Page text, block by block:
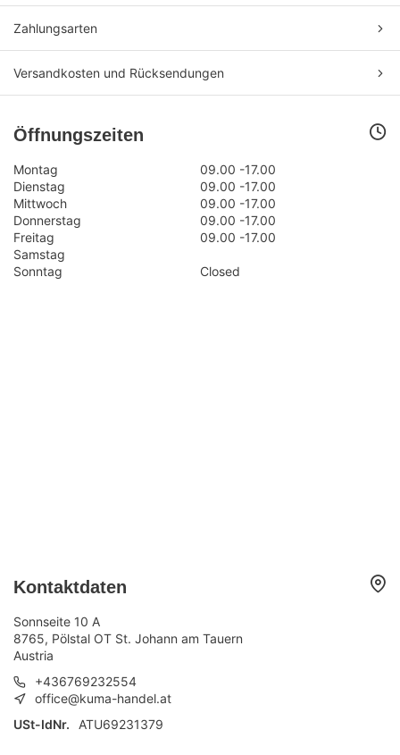
Zahlungsarten
Versandkosten und Rücksendungen
Öffnungszeiten
Montag
09.00 -17.00
Dienstag
09.00 -17.00
Mittwoch
09.00 -17.00
Donnerstag
09.00 -17.00
Freitag
09.00 -17.00
Samstag
Sonntag
Closed
Kontaktdaten
Sonnseite 10 A
8765, Pölstal OT St. Johann am Tauern
Austria
+436769232554
office@kuma-handel.at
USt-IdNr.
ATU69231379